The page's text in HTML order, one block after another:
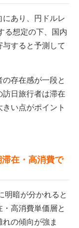
あり、円ドルレ
る想定の下、国内
すると予測して
存在感が一段と
日旅行者は滞在
い点がポイント
在・高消費で
明暗が分かれると
高消費単価層と
の傾向が強ま